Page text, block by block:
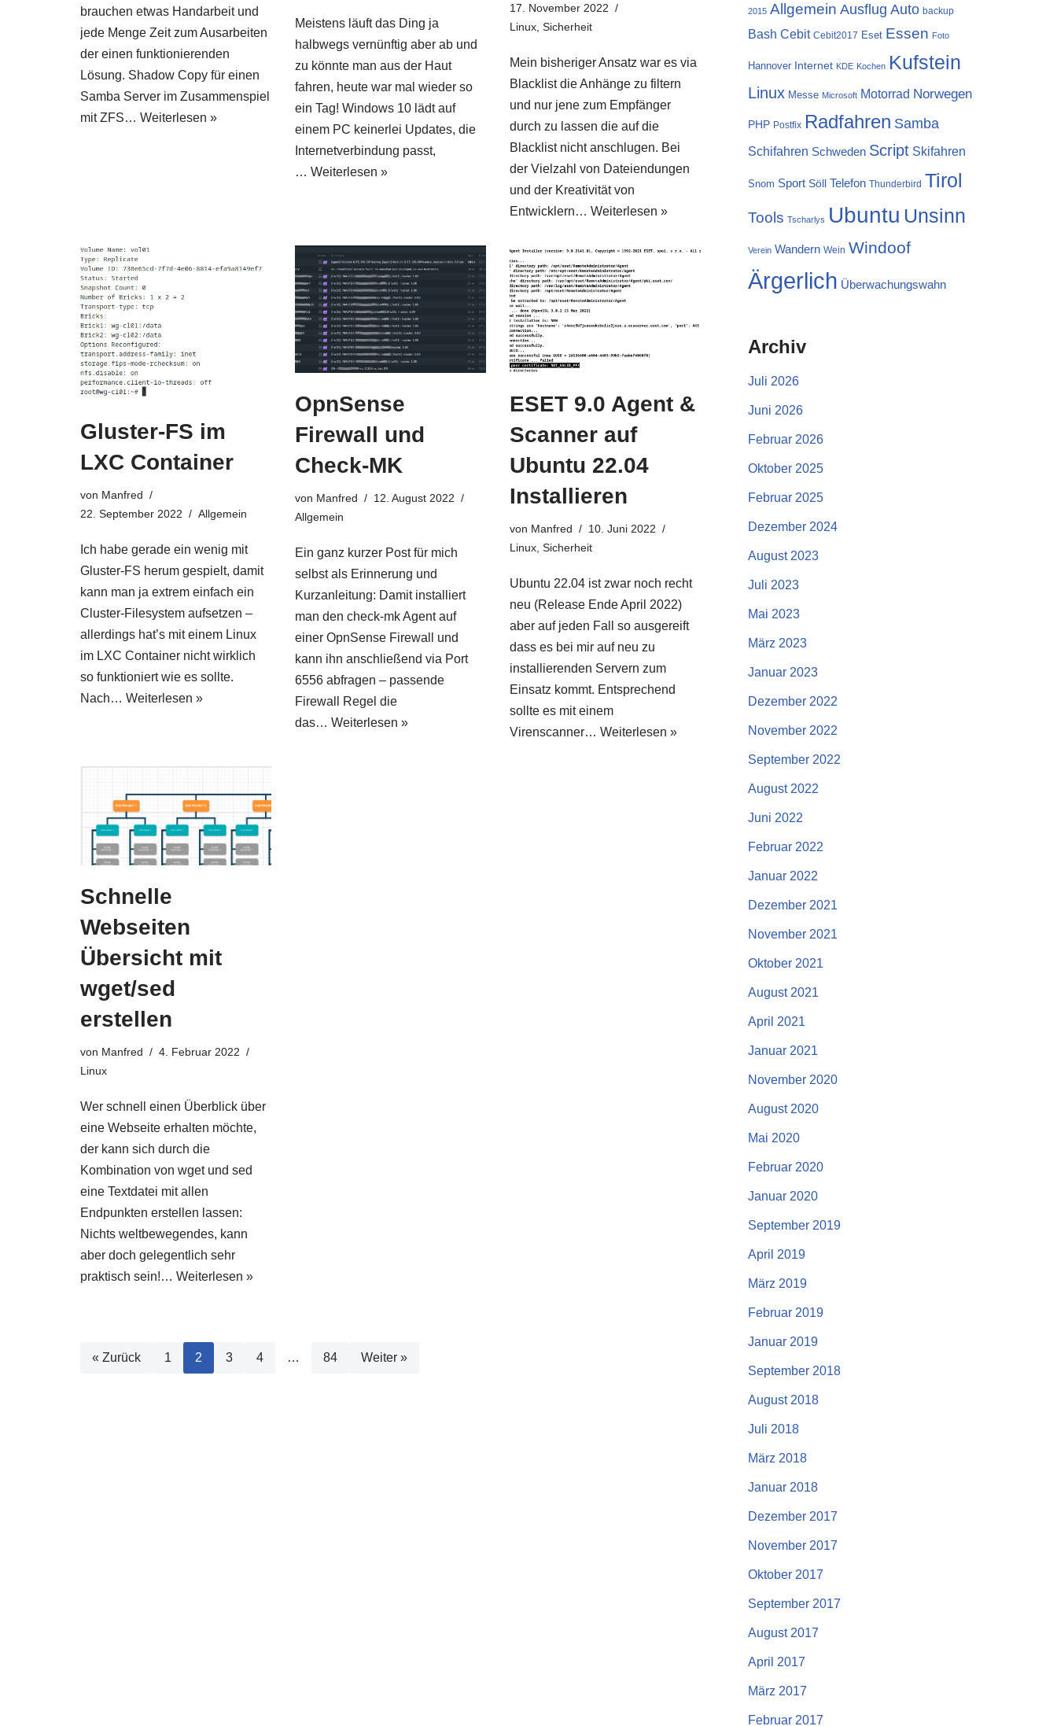
brauchen etwas Handarbeit und
jede Menge Zeit zum Ausarbeiten
der einen funktionierenden
Lösung. Shadow Copy für einen
Samba Server im Zusammenspiel
mit ZFS… Weiterlesen »
Meistens läuft das Ding ja
halbwegs vernünftig aber ab und
zu könnte man aus der Haut
fahren, heute war mal wieder so
ein Tag! Windows 10 lädt auf
einem PC keinerlei Updates, die
Internetverbindung passt,
… Weiterlesen »
17. November 2022
Linux, Sicherheit
Mein bisheriger Ansatz war es via
Blacklist die Anhänge zu filtern
und nur jene zum Empfänger
durch zu lassen die auf die
Blacklist nicht anschlugen. Bei
der Vielzahl von Dateiendungen
und der Kreativität von
Entwicklern… Weiterlesen »
Gluster-FS im
LXC Container
von Manfred
22. September 2022
Allgemein
Ich habe gerade ein wenig mit
Gluster-FS herum gespielt, damit
kann man ja extrem einfach ein
Cluster-Filesystem aufsetzen –
allerdings hat’s mit einem Linux
im LXC Container nicht wirklich
so funktioniert wie es sollte.
Nach… Weiterlesen »
OpnSense
Firewall und
Check-MK
von Manfred
12. August 2022
Allgemein
Ein ganz kurzer Post für mich
selbst als Erinnerung und
Kurzanleitung: Damit installiert
man den check-mk Agent auf
einer OpnSense Firewall und
kann ihn anschließend via Port
6556 abfragen – passende
Firewall Regel die
das… Weiterlesen »
ESET 9.0 Agent &
Scanner auf
Ubuntu 22.04
Installieren
von Manfred
10. Juni 2022
Linux, Sicherheit
Ubuntu 22.04 ist zwar noch recht
neu (Release Ende April 2022)
aber auf jeden Fall so ausgereift
dass es bei mir auf neu zu
installierenden Servern zum
Einsatz kommt. Entsprechend
sollte es mit einem
Virenscanner… Weiterlesen »
Schnelle
Webseiten
Übersicht mit
wget/sed
erstellen
von Manfred
4. Februar 2022
Linux
Wer schnell einen Überblick über
eine Webseite erhalten möchte,
der kann sich durch die
Kombination von wget und sed
eine Textdatei mit allen
Endpunkten erstellen lassen:
Nichts weltbewegendes, kann
aber doch gelegentlich sehr
praktisch sein!… Weiterlesen »
« Zurück 1 2 3 4 … 84 Weiter »
2015 Allgemein Ausflug Auto backup
Bash Cebit Cebit2017 Eset Essen Foto
Hannover Internet KDE Kochen Kufstein
Linux Messe Microsoft Motorrad Norwegen
PHP Postfix Radfahren Samba
Schifahren Schweden Script Skifahren
Snom Sport Söll Telefon Thunderbird Tirol
Tools Tscharlys Ubuntu Unsinn
Verein Wandern Wein Windoof
Ärgerlich Überwachungswahn
Archiv
Juli 2026
Juni 2026
Februar 2026
Oktober 2025
Februar 2025
Dezember 2024
August 2023
Juli 2023
Mai 2023
März 2023
Januar 2023
Dezember 2022
November 2022
September 2022
August 2022
Juni 2022
Februar 2022
Januar 2022
Dezember 2021
November 2021
Oktober 2021
August 2021
April 2021
Januar 2021
November 2020
August 2020
Mai 2020
Februar 2020
Januar 2020
September 2019
April 2019
März 2019
Februar 2019
Januar 2019
September 2018
August 2018
Juli 2018
März 2018
Januar 2018
Dezember 2017
November 2017
Oktober 2017
September 2017
August 2017
April 2017
März 2017
Februar 2017